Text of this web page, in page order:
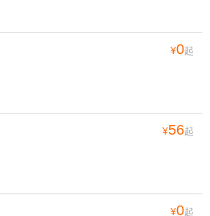
¥0起
¥56起
¥0起